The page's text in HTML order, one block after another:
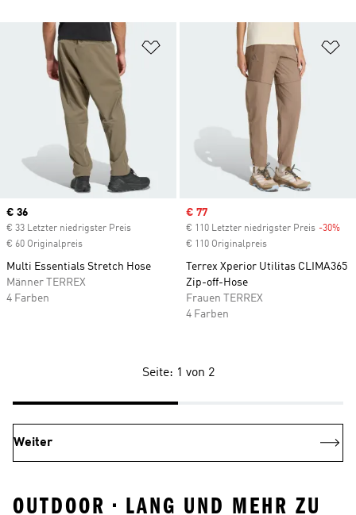
Zur Wunschliste hinzufügen
Current price
€ 36
€ 33 Letzter niedrigster Preis
€ 60 Originalpreis
Multi Essentials Stretch Hose
Männer TERREX
4 Farben
Sale price
€ 77
€ 110 Letzter niedrigster Preis -30%
€ 110 Originalpreis
Terrex Xperior Utilitas CLIMA365
Zip-off-Hose
Frauen TERREX
4 Farben
Seite: 1 von 2
Weiter
OUTDOOR • LANG UND MEHR ZU